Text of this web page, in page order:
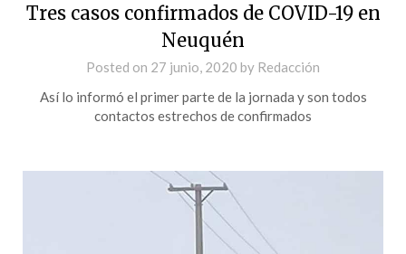
Tres casos confirmados de COVID-19 en
Neuquén
Posted on 27 junio, 2020 by Redacción
Así lo informó el primer parte de la jornada y son todos
contactos estrechos de confirmados